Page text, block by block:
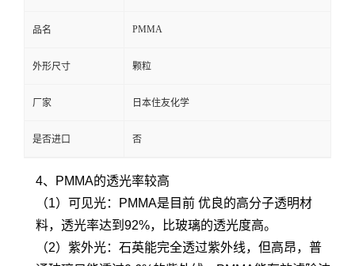
品名 PMMA
外形尺寸 颗粒
厂家 日本住友化学
是否进口 否
4、PMMA的透光率较高
（1）可见光：PMMA是目前 优良的高分子透明材
料，透光率达到92%，比玻璃的透光度高。
（2）紫外光：石英能完全透过紫外线，但高昂，普